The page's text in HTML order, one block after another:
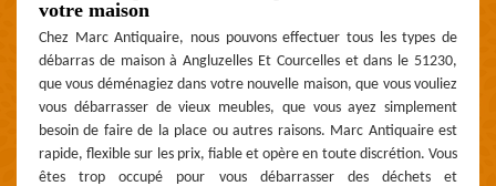
votre maison
Chez Marc Antiquaire, nous pouvons effectuer tous les types de
débarras de maison à Angluzelles Et Courcelles et dans le 51230,
que vous déménagiez dans votre nouvelle maison, que vous vouliez
vous débarrasser de vieux meubles, que vous ayez simplement
besoin de faire de la place ou autres raisons. Marc Antiquaire est
rapide, flexible sur les prix, fiable et opère en toute discrétion. Vous
êtes trop occupé pour vous débarrasser des déchets et